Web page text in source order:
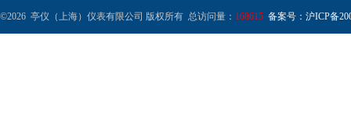
©2026 亭仪（上海）仪表有限公司 版权所有 总访问量： 168615 备案号：沪ICP备